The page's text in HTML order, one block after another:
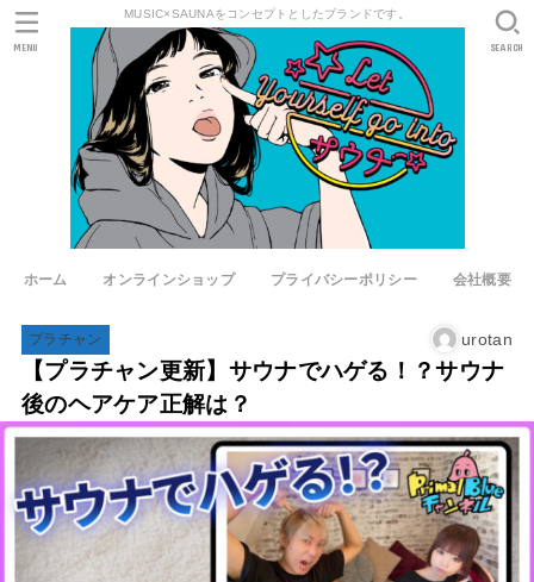
MUSIC×SAUNAをコンセプトとしたブランドです。
ホーム オンラインショップ プライバシーポリシー 会社概要
SEARCH
MENU
プラチャン urotan
【プラチャン更新】サウナでハゲる！？サウナ
後のヘアケア正解は？